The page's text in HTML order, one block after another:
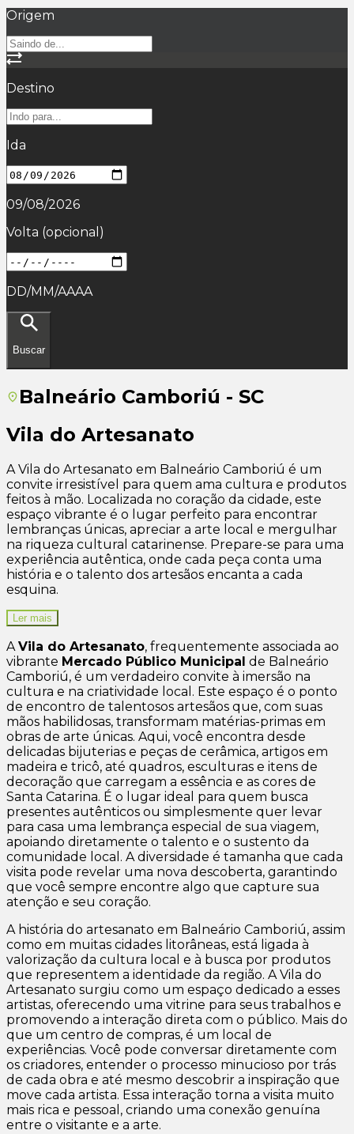
Origem
Destino
Ida
09/08/2026
Volta (opcional)
DD/MM/AAAA
Buscar
Balneário Camboriú - SC
Vila do Artesanato
A Vila do Artesanato em Balneário Camboriú é um
convite irresistível para quem ama cultura e produtos
feitos à mão. Localizada no coração da cidade, este
espaço vibrante é o lugar perfeito para encontrar
lembranças únicas, apreciar a arte local e mergulhar
na riqueza cultural catarinense. Prepare-se para uma
experiência autêntica, onde cada peça conta uma
história e o talento dos artesãos encanta a cada
esquina.
Ler mais
AVila do Artesanato, frequentemente associada ao
vibrante Mercado Público Municipal de Balneário
Camboriú, é um verdadeiro convite à imersão na
cultura e na criatividade local. Este espaço é o ponto
de encontro de talentosos artesãos que, com suas
mãos habilidosas, transformam matérias-primas em
obras de arte únicas. Aqui, você encontra desde
delicadas bijuterias e peças de cerâmica, artigos em
madeira e tricô, até quadros, esculturas e itens de
decoração que carregam a essência e as cores de
Santa Catarina. É o lugar ideal para quem busca
presentes autênticos ou simplesmente quer levar
para casa uma lembrança especial de sua viagem,
apoiando diretamente o talento e o sustento da
comunidade local. A diversidade é tamanha que cada
visita pode revelar uma nova descoberta, garantindo
que você sempre encontre algo que capture sua
atenção e seu coração.
A história do artesanato em Balneário Camboriú, assim
como em muitas cidades litorâneas, está ligada à
valorização da cultura local e à busca por produtos
que representem a identidade da região. A Vila do
Artesanato surgiu como um espaço dedicado a esses
artistas, oferecendo uma vitrine para seus trabalhos e
promovendo a interação direta com o público. Mais do
que um centro de compras, é um local de
experiências. Você pode conversar diretamente com
os criadores, entender o processo minucioso por trás
de cada obra e até mesmo descobrir a inspiração que
move cada artista. Essa interação torna a visita muito
mais rica e pessoal, criando uma conexão genuína
entre o visitante e a arte.